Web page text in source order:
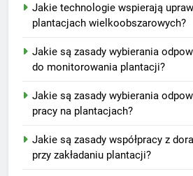
Jakie technologie wspierają
plantacjach wielkoobszarowych?
Jakie są zasady wybierania
do monitorowania plantacji?
Jakie są zasady wybierania
pracy na plantacjach?
Jakie są zasady współpracy z
przy zakładaniu plantacji?